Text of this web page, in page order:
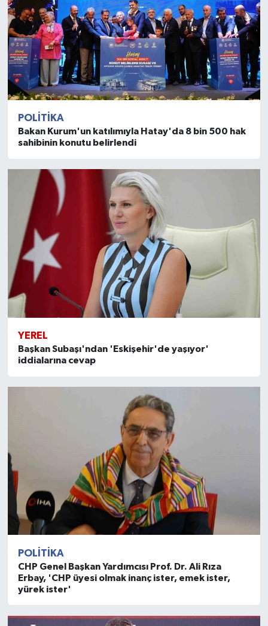
POLITIKA
Bakan Kurum'un katılımıyla Hatay'da 8 bin 500 hak
sahibinin konutu belirlendi
YEREL
Başkan Subaşı'ndan 'Eskişehir'de yaşıyor'
iddialarına cevap
POLITIKA
CHP Genel Başkan Yardımcısı Prof. Dr. Ali Rıza
Erbay, 'CHP üyesi olmak inanç ister, emek ister,
yürek ister'